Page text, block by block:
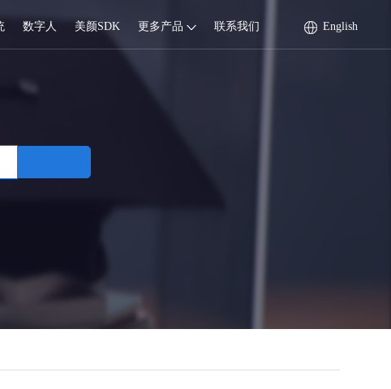
数字人 美颜SDK 更多产品 联系我们 English